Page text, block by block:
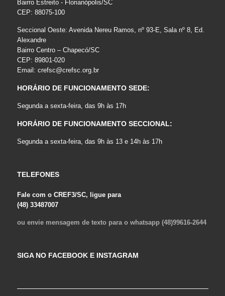
Bairro Estreito - Florianópolis/SC
CEP: 88075-100
Seccional Oeste: Avenida Nereu Ramos, nº 93-E, Sala nº 8, Ed.
Alexandre
Bairro Centro – Chapecó/SC
CEP: 89801-020
Email: crefsc@crefsc.org.br
HORÁRIO DE FUNCIONAMENTO SEDE:
Segunda a sexta-feira, das 9h às 17h
HORÁRIO DE FUNCIONAMENTO SECCIONAL:
Segunda a sexta-feira, das 9h às 13 e 14h às 17h
TELEFONES
Fale com o CREF3/SC, ligue para
(48) 33487007
ou envie mensagem de texto para o whatsapp (48)99616-2644
SIGA NO FACEBOOK E INSTAGRAM